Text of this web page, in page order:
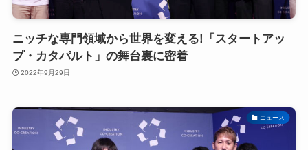
ニッチな専門領域から世界を変える!「スタートアッ
プ・カタパルト」の舞台裏に密着
2022年9月29日
ニュース